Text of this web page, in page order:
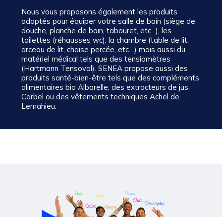
Nous vous proposons également les produits
adaptés pour équiper votre salle de bain (siège de
douche, planche de bain, tabouret, etc...), les
toilettes (réhausses wc), la chambre (table de lit,
arceau de lit, chaise percée, etc…) mais aussi du
matériel médical tels que des tensiomètres
(Hartmann Tensoval). SENEA propose aussi des
produits santé-bien-être tels que des compléments
alimentaires bio Albarelle, des extracteurs de jus
Carbel ou des vêtements techniques Achel de
Lemahieu.